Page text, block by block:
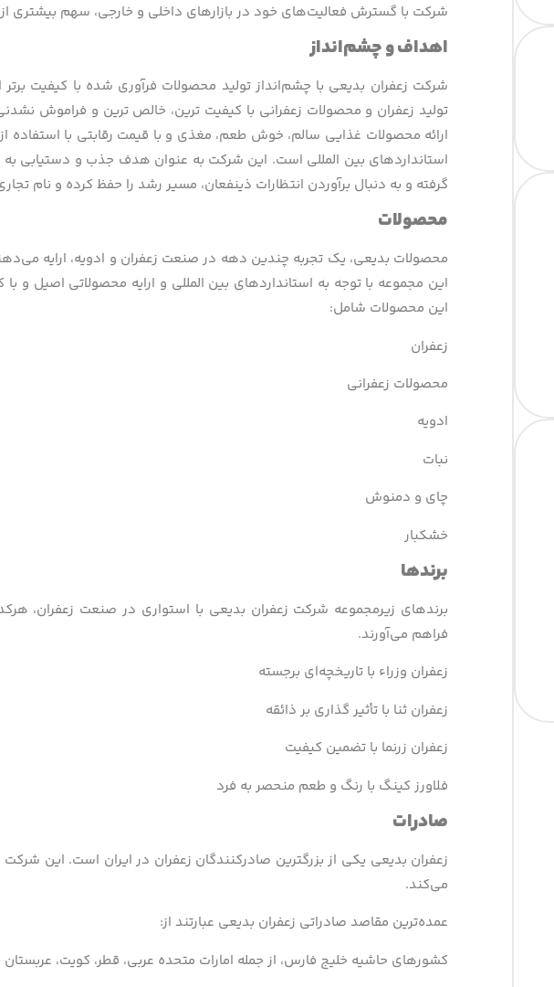
شرکت با گسترش فعالیت‌های خود در بازارهای داخلی و خارجی، سهم بیشتری از
اهداف و چشم­‌انداز
شرکت زعفران بدیعی با چشم‌انداز تولید محصولات فرآوری شده با کیفیت
تولید زعفران و محصولات زعفرانی با کیفیت ترین، خالص ترین و فراموش
ارائه محصولات غذایی سالم، خوش طعم، مغذی و با قیمت رقابتی با استفاده از
استانداردهای بین المللی است. این شرکت به عنوان هدف جذب و دستیابی به
گرفته و به دنبال برآوردن انتظارات ذینفعان، مسیر رشد را حفظ کرده و نام
محصولات
محصولات بدیعی، یک تجربه چندین دهه در صنعت زعفران و ادویه، ارایه
این مجموعه با توجه به استانداردهای بین المللی و ارایه محصولاتی اصیل و
این محصولات شامل:
زعفران
محصولات زعفرانی
ادویه
نبات
چای و دمنوش
خشکبار
برندها
برندهای زیرمجموعه شرکت زعفران بدیعی با استواری در صنعت زعفران،
فراهم می‌آورند.
زعفران وزراء با تاریخچه‌ای برجسته
زعفران ثنا با تأثیر گذاری بر ذائقه
زعفران زرنما با تضمین کیفیت
فلاورز کینگ با رنگ و طعم منحصر به فرد
صادرات
می‌کند.
عمده‌ترین مقاصد صادراتی زعفران بدیعی عبارتند از:
کشورهای حاشیه خلیج فارس، از جمله امارات متحده عربی، قطر، کویت،